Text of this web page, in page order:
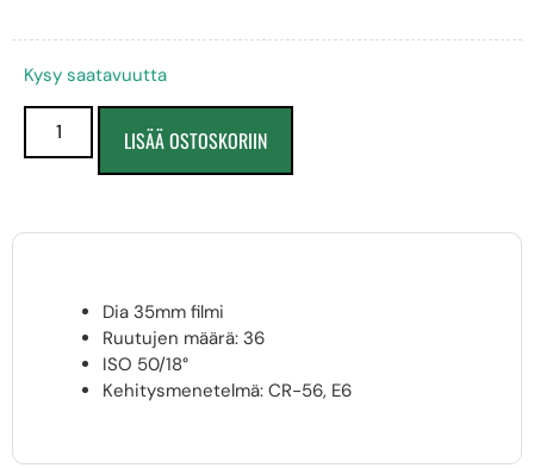
Kysy saatavuutta
LISÄÄ OSTOSKORIIN
Dia 35mm filmi
Ruutujen määrä: 36
ISO 50/18°
Kehitysmenetelmä: CR-56, E6